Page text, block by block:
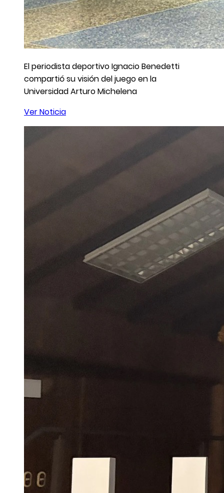
El periodista deportivo Ignacio Benedetti
compartió su visión del juego en la
Universidad Arturo Michelena
Ver Noticia